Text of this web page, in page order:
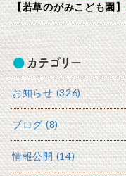
【若草のがみこども園】
カテゴリー
お知らせ (326)
ブログ (8)
情報公開 (14)